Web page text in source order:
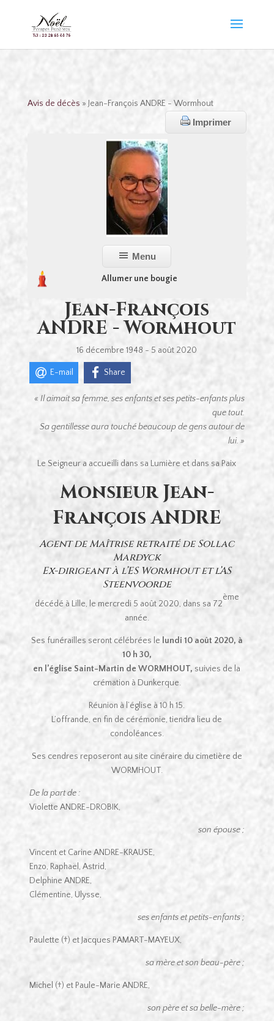
Avis de décès » Jean-François ANDRE - Wormhout
Imprimer
Menu
Allumer une bougie
Jean-François
ANDRE - Wormhout
16 décembre 1948 - 5 août 2020
E-mail Share
« Il aimait sa femme, ses enfants et ses petits-enfants plus
que tout.
Sa gentillesse aura touchébeaucoup de gens autour de
lui. »
Le Seigneur a accueilli dans sa Lumière et dans sa Paix
Monsieur Jean-
François ANDRE
Agent de Maîtrise retraité de Sollac
Mardyck
Ex-dirigeant à l’ES Wormhout et l’AS
Steenvoorde
décédé à Lille, le mercredi 5 août 2020, dans sa 72
ème
année.
Ses funérailles seront célébrées le lundi 10 août 2020, à
10 h 30,
en l’église Saint-Martin de WORMHOUT, suivies de la
crémation à Dunkerque.
Réunion à l’église à 10 h 15.
L’offrande, en fin de cérémonie, tiendra lieu de
condoléances.
Ses cendres reposeront au site cinéraire du cimetière de
WORMHOUT.
De la part de :
Violette ANDRE-DROBIK,
son épouse ;
Vincent et Carine ANDRE-KRAUSE,
Enzo, Raphaël, Astrid,
Delphine ANDRE,
Clémentine, Ulysse,
ses enfants et petits-enfants ;
Paulette (†) et Jacques PAMART-MAYEUX,
sa mère et son beau-père ;
Michel (†) et Paule-Marie ANDRE,
son père et sa belle-mère ;